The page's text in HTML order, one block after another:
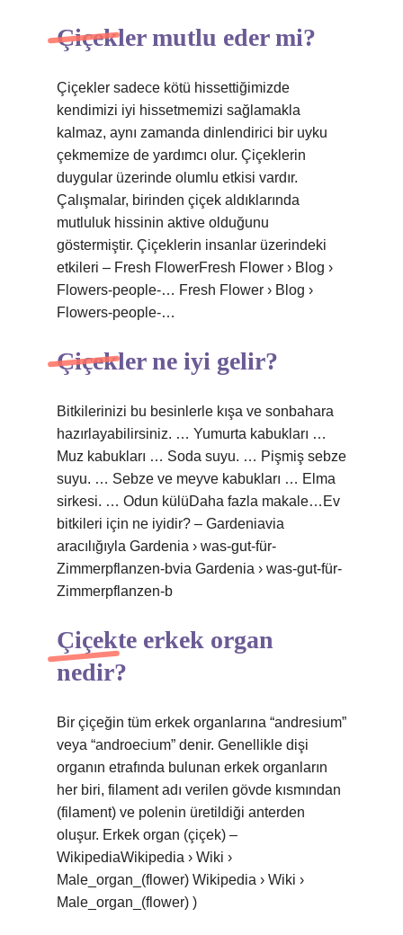
Çiçekler mutlu eder mi?
Çiçekler sadece kötü hissettiğimizde
kendimizi iyi hissetmemizi sağlamakla
kalmaz, aynı zamanda dinlendirici bir uyku
çekmemize de yardımcı olur. Çiçeklerin
duygular üzerinde olumlu etkisi vardır.
Çalışmalar, birinden çiçek aldıklarında
mutluluk hissinin aktive olduğunu
göstermiştir. Çiçeklerin insanlar üzerindeki
etkileri – Fresh FlowerFresh Flower › Blog ›
Flowers-people-… Fresh Flower › Blog ›
Flowers-people-…
Çiçekler ne iyi gelir?
Bitkilerinizi bu besinlerle kışa ve sonbahara
hazırlayabilirsiniz. … Yumurta kabukları …
Muz kabukları … Soda suyu. … Pişmiş sebze
suyu. … Sebze ve meyve kabukları … Elma
sirkesi. … Odun külüDaha fazla makale…Ev
bitkileri için ne iyidir? – Gardeniavia
aracılığıyla Gardenia › was-gut-für-
Zimmerpflanzen-bvia Gardenia › was-gut-für-
Zimmerpflanzen-b
Çiçekte erkek organ
nedir?
Bir çiçeğin tüm erkek organlarına “andresium”
veya “androecium” denir. Genellikle dişi
organın etrafında bulunan erkek organların
her biri, filament adı verilen gövde kısmından
(filament) ve polenin üretildiği anterden
oluşur. Erkek organ (çiçek) –
WikipediaWikipedia › Wiki ›
Male_organ_(flower) Wikipedia › Wiki ›
Male_organ_(flower) )